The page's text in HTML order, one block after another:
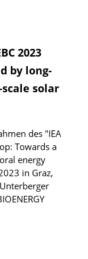
2023
by long-
solar
des "IEA
Towards a
energy
in Graz,